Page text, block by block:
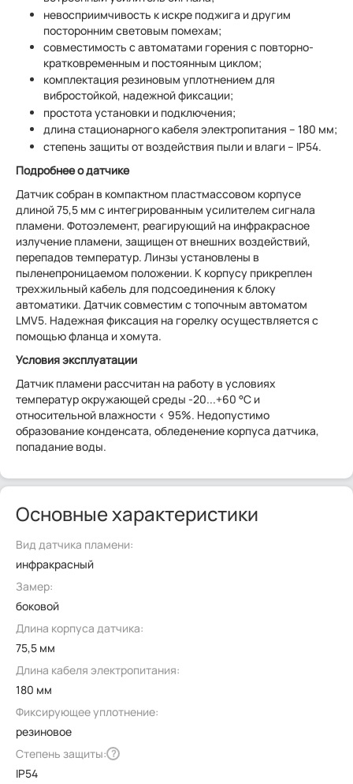
невосприимчивость к искре поджига и другим
посторонним световым помехам;
совместимость с автоматами горения с повторно-
кратковременным и постоянным циклом;
комплектация резиновым уплотнением для
вибростойкой, надежной фиксации;
простота установки и подключения;
длина стационарного кабеля электропитания – 180 мм;
степень защиты от воздействия пыли и влаги – IP54.
Подробнее о датчике
Датчик собран в компактном пластмассовом корпусе
длиной 75,5 мм с интегрированным усилителем сигнала
пламени. Фотоэлемент, реагирующий на инфракрасное
излучение пламени, защищен от внешних воздействий,
перепадов температур. Линзы установлены в
пыленепроницаемом положении. К корпусу прикреплен
трехжильный кабель для подсоединения к блоку
автоматики. Датчик совместим с топочным автоматом
LMV5. Надежная фиксация на горелку осуществляется с
помощью фланца и хомута.
Условия эксплуатации
Датчик пламени рассчитан на работу в условиях
температур окружающей среды -20...+60 °C и
относительной влажности < 95%. Недопустимо
образование конденсата, обледенение корпуса датчика,
попадание воды.
Основные характеристики
Вид датчика пламени:
инфракрасный
Замер:
боковой
Длина корпуса датчика:
75,5 мм
Длина кабеля электропитания:
180 мм
Фиксирующее уплотнение:
резиновое
Степень защиты: ?
IP54